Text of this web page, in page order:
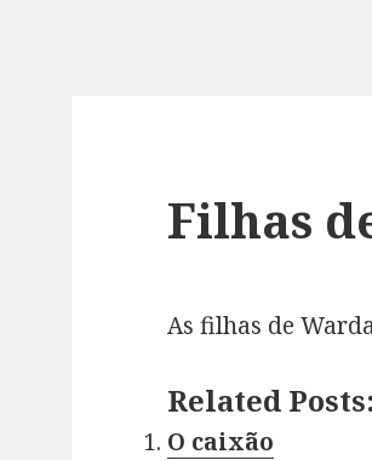
Filhas
As filhas de
Related Posts:
O caixão